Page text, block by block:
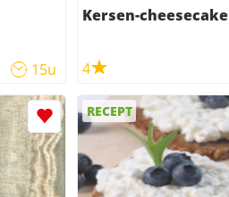
15u
Kersen-cheesecake
4
RECEPT